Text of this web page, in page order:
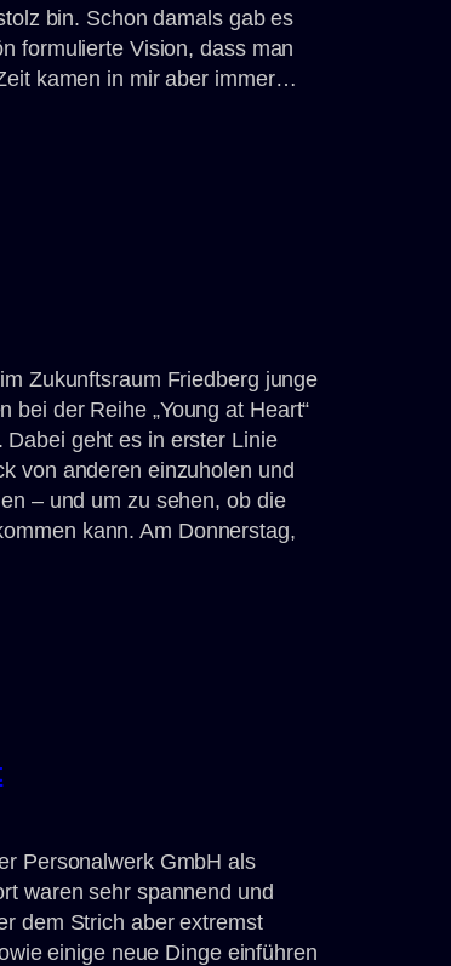
bin. Schon damals gab es
formulierte Vision, dass man
kamen in mir aber immer…
Zukunftsraum Friedberg junge
bei der Reihe „Young at Heart“
geht es in erster Linie
von anderen einzuholen und
– und um zu sehen, ob die
kann. Am Donnerstag,
Personalwerk GmbH als
waren sehr spannend und
dem Strich aber extremst
einige neue Dinge einführen